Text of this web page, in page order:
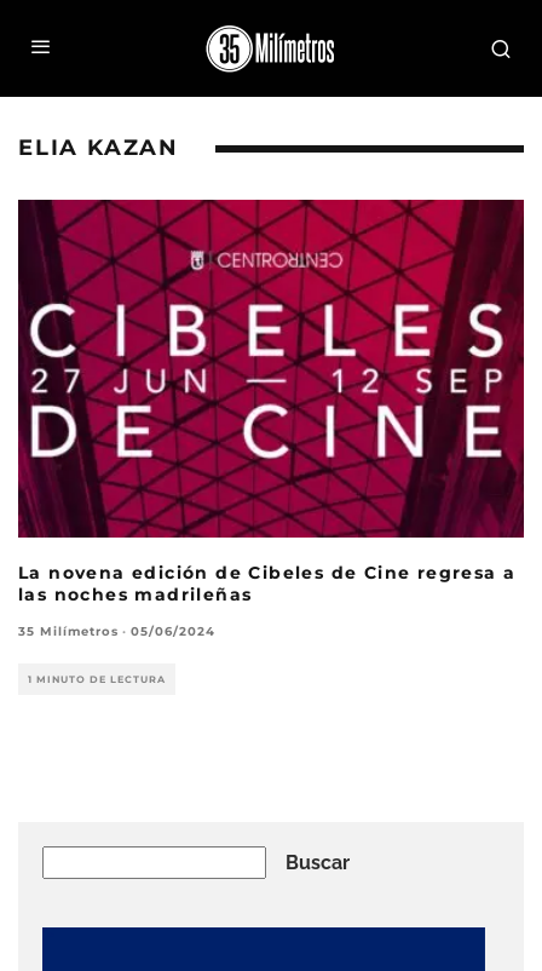
ELIA KAZAN
La novena edición de Cibeles de Cine regresa a
las noches madrileñas
35 Milímetros · 05/06/2024
1 MINUTO DE LECTURA
Buscar